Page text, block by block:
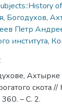
, Богодухов,
Петр
института,
– С. 2.